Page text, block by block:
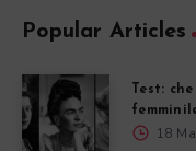
Popular Articles
Test:
18